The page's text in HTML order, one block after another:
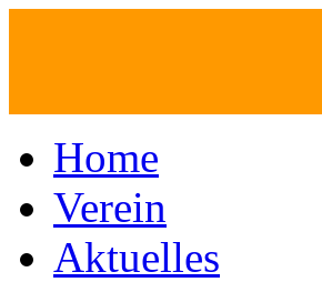
Home
Verein
Aktuelles